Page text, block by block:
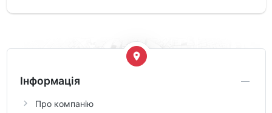
Інформація
Про компанію